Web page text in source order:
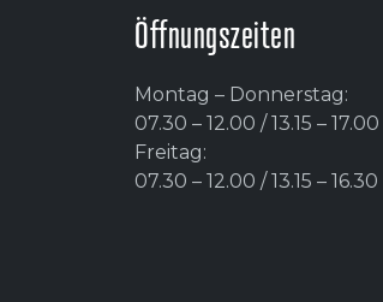
Öffnungszeiten
Montag – Donnerstag:
07.30 – 12.00 / 13.15 –
Freitag:
07.30 – 12.00 / 13.15 –